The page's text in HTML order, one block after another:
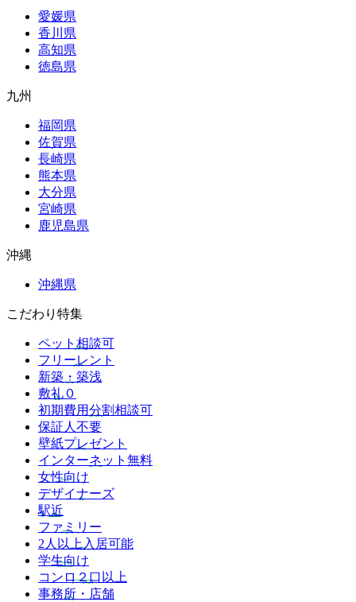
愛媛県
香川県
高知県
徳島県
九州
福岡県
佐賀県
長崎県
熊本県
大分県
宮崎県
鹿児島県
沖縄
沖縄県
こだわり特集
ペット相談可
フリーレント
新築・築浅
敷礼０
初期費用分割相談可
保証人不要
壁紙プレゼント
インターネット無料
女性向け
デザイナーズ
駅近
ファミリー
2人以上入居可能
学生向け
コンロ２口以上
事務所・店舗